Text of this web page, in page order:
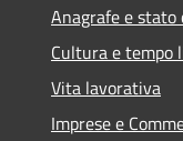
Anagrafe e stato
Cultura e tempo
Vita lavorativa
Imprese e